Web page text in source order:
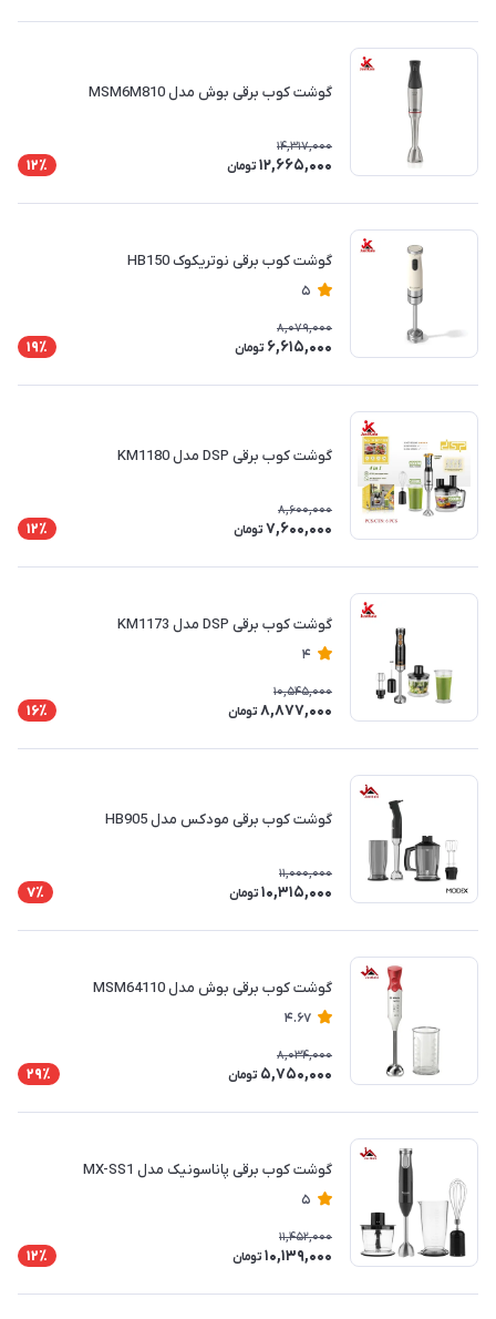
گوشت کوب برقی بوش مدل MSM6M810
14,317,000
12,665,000 تومان 12٪
گوشت کوب برقی نوتریکوک HB150
5
8,079,000
6,615,000 تومان 19٪
گوشت کوب برقی DSP مدل KM1180
8,600,000
7,600,000 تومان 12٪
گوشت کوب برقی DSP مدل KM1173
4
10,545,000
8,877,000 تومان 16٪
گوشت کوب برقی مودکس مدل HB905
11,000,000
10,315,000 تومان 7٪
گوشت کوب برقی بوش مدل MSM64110
4.67
8,034,000
5,750,000 تومان 29٪
گوشت کوب برقی پاناسونیک مدل MX-SS1
5
11,452,000
10,139,000 تومان 12٪